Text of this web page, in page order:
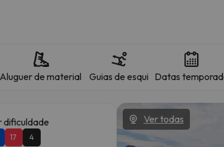
Aluguer de material Guias de esqui Datas
dificuldade
17 4
Ver todas